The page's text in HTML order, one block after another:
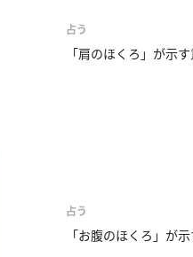
占う
「肩のほくろ」が示
占う
「お腹のほくろ」が